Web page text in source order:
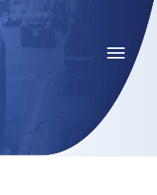
Navigace